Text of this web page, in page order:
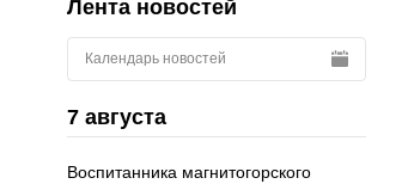
Лента новостей
Календарь новостей
7 августа
Воспитанника магнитогорского